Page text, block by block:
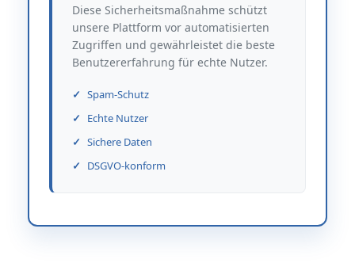
Diese Sicherheitsmaßnahme schützt
unsere Plattform vor automatisierten
Zugriffen und gewährleistet die beste
Benutzererfahrung für echte Nutzer.
Spam-Schutz
Echte Nutzer
Sichere Daten
DSGVO-konform